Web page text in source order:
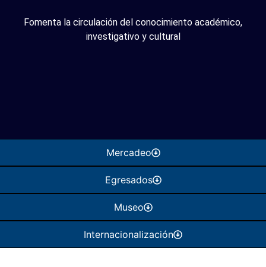
Fomenta la circulación del conocimiento académico,
investigativo y cultural
Mercadeo
Egresados
Museo
Internacionalización